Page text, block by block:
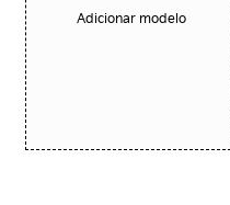
Adicionar modelo